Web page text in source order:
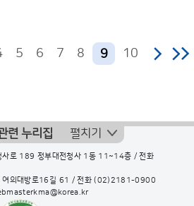
5 6 7 8 9 10
련 누리집 펼치기
로 189 정부대전청사 1동 11~14층 / 전화
의대방로16길 61 / 전화(02)2181-0900